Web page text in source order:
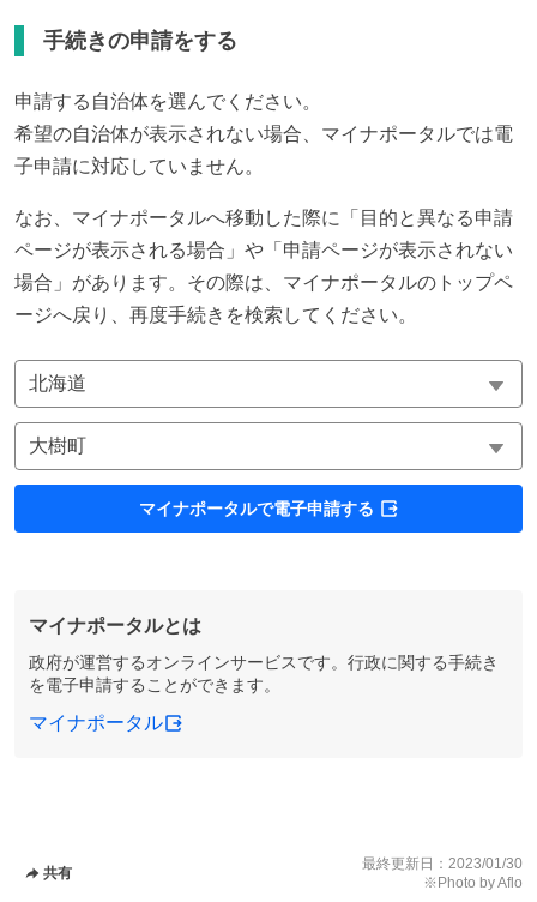
手続きの申請をする
申請する自治体を選んでください。
希望の自治体が表示されない場合、マイナポータルでは電
子申請に対応していません。
なお、マイナポータルへ移動した際に「目的と異なる申請
ページが表示される場合」や「申請ページが表示されない
場合」があります。その際は、マイナポータルのトップペ
ージへ戻り、再度手続きを検索してください。
マイナポータルで電子申請する
マイナポータルとは
政府が運営するオンラインサービスです。行政に関する手続き
を電子申請することができます。
マイナポータル
共有
最終更新日： 2023/01/30
※Photo by Aflo